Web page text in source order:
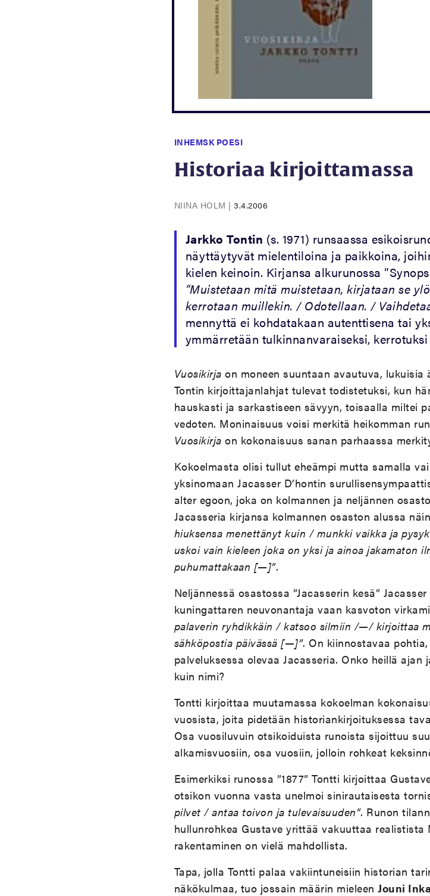
INHEMSK POESI
Historiaa kirjoittamassa
NIINA HOLM | 3.4.2006
Jarkko Tontin (s. 1971) runsaassa
näyttäytyvät mielentiloina ja paikkoina,
kielen keinoin. Kirjansa alkurunossa
”Muistetaan mitä muistetaan, kirjataan se
kerrotaan muillekin. / Odotellaan. /
mennyttä ei kohdatakaan autenttisena tai
ymmärretään tulkinnanvaraiseksi,
Vuosikirja on moneen suuntaan avautuva,
Tontin kirjoittajanlahjat tulevat todistetuksi, kun
hauskasti ja sarkastiseen sävyyn, toisaalla miltei
vedoten. Moninaisuus voisi merkitä heikomman
Vuosikirja on kokonaisuus sanan parhaassa
Kokoelmasta olisi tullut eheämpi mutta samalla
yksinomaan Jacasser D’hontin
alter egoon, joka on kolmannen ja neljännen
Jacasseria kirjansa kolmannen osaston alussa
hiuksensa menettänyt kuin / munkki vaikka ja
uskoi vain kieleen joka on yksi ja ainoa jakamaton
puhumattakaan [—]”.
Neljännessä osastossa ”Jacasserin kesä”
kuningattaren neuvonantaja vaan kasvoton
palaverin ryhdikkäin / katsoo silmiin /—/ kirjoittaa
sähköpostia päivässä [—]”. On kiinnostavaa
palveluksessa olevaa Jacasseria. Onko heillä
kuin nimi?
Tontti kirjoittaa muutamassa kokoelman
vuosista, joita pidetään historiankirjoituksessa
Osa vuosiluvuin otsikoiduista runoista sijoittuu
alkamisvuosiin, osa vuosiin, jolloin rohkeat
Esimerkiksi runossa ”1877” Tontti kirjoittaa
otsikon vuonna vasta unelmoi sinirautaisesta
pilvet / antaa toivon ja tulevaisuuden”. Runon
hullunrohkea Gustave yrittää vakuuttaa
rakentaminen on vielä mahdollista.
Tapa, jolla Tontti palaa vakiintuneisiin historian
näkökulmaa, tuo jossain määrin mieleen Jouni